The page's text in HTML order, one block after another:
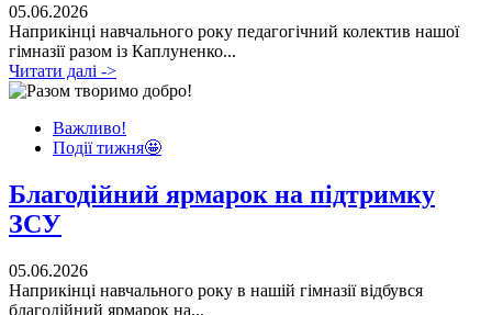
05.06.2026
Наприкінці навчального року педагогічний колектив нашої
гімназії разом із Каплуненко...
Читати далі ->
Важливо!
Події тижня🤩
Благодійний ярмарок на підтримку
ЗСУ
05.06.2026
Наприкінці навчального року в нашій гімназії відбувся
благодійний ярмарок на...